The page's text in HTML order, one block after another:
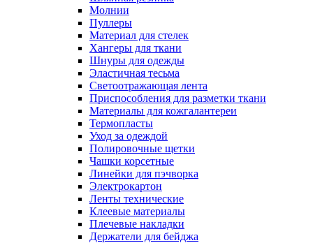
Молнии
Пуллеры
Материал для стелек
Хангеры для ткани
Шнуры для одежды
Эластичная тесьма
Светоотражающая лента
Приспособления для разметки ткани
Материалы для кожгалантереи
Термопласты
Уход за одеждой
Полировочные щетки
Чашки корсетные
Линейки для пэчворка
Электрокартон
Ленты технические
Клеевые материалы
Плечевые накладки
Держатели для бейджа